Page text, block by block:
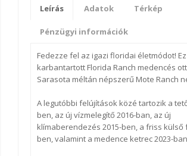
Leírás Adatok Térkép
Pénzügyi információk
Fedezze fel az igazi floridai életmódot!
karbantartott Florida Ranch medencés
Sarasota méltán népszerű Mote Ranch
A legutóbbi felújítások közé tartozik a
ben, az új vízmelegítő 2016-ban, az új
klímaberendezés 2015-ben, a friss külső
ben, valamint a medence ketrec 2023-